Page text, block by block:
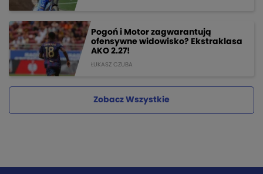
Pogoń i Motor zagwarantują
ofensywne widowisko? Ekstraklasa
AKO 2.27!
ŁUKASZ CZUBA
Zobacz Wszystkie